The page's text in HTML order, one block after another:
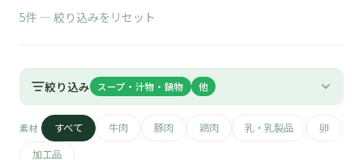
🐄
🐷
🍗
5件 — 絞り込みをリセット
絞り込み スープ・汁物・鍋物 他
素材 すべて 牛肉 豚肉 鶏肉 乳・乳製品
卵
加工品